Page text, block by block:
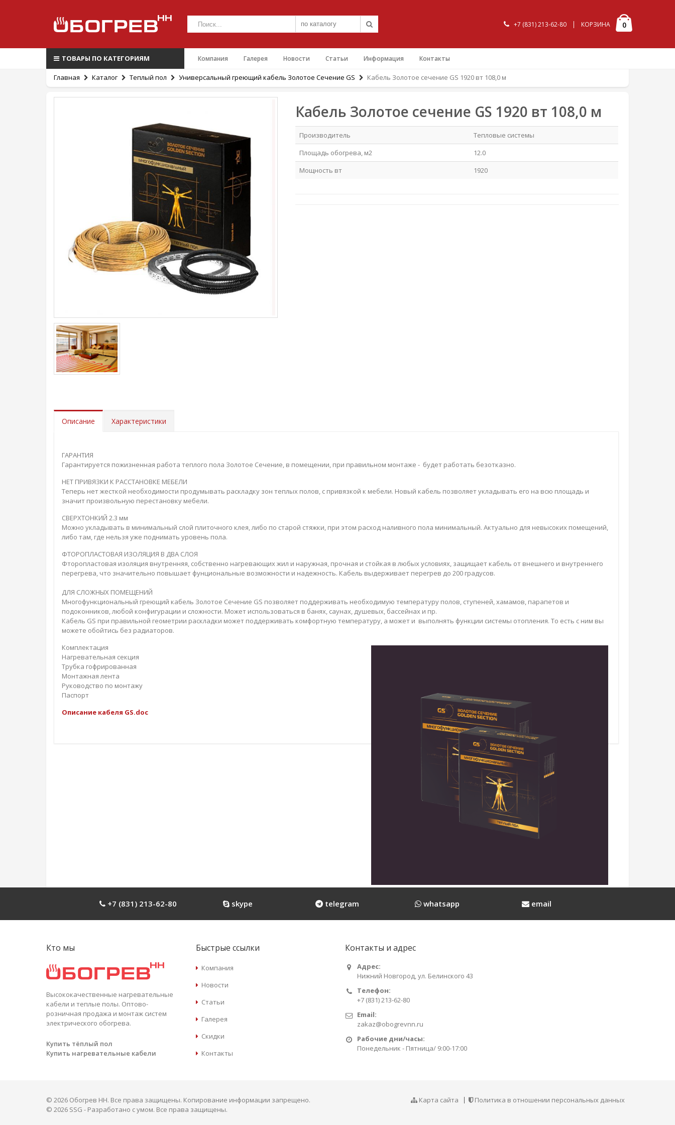
+7 (831) 213-62-80 КОРЗИНА 0
ТОВАРЫ ПО КАТЕГОРИЯМ Компания Галерея Новости Статьи Информация Контакты
Главная Каталог Теплый пол Универсальный греющий кабель Золотое Сечение GS Кабель Золотое сечение GS 1920 вт 108,0 м
Кабель Золотое сечение GS 1920 вт 108,0 м
Производитель
Тепловые системы
Площадь обогрева, м2
12.0
Мощность вт
1920
Описание Характеристики
ГАРАНТИЯ
Гарантируется пожизненная работа теплого пола Золотое Сечение, в помещении, при правильном монтаже - будет работать безотказно.
НЕТ ПРИВЯЗКИ К РАССТАНОВКЕ МЕБЕЛИ
Теперь нет жесткой необходимости продумывать раскладку зон теплых полов, с привязкой к мебели. Новый кабель позволяет укладывать его на всю площадь и
значит произвольную перестановку мебели.
СВЕРХТОНКИЙ 2.3 мм
Можно укладывать в минимальный слой плиточного клея, либо по старой стяжки, при этом расход наливного пола минимальный. Актуально для невысоких помещений,
либо там, где нельзя уже поднимать уровень пола.
ФТОРОПЛАСТОВАЯ ИЗОЛЯЦИЯ В ДВА СЛОЯ
Фторопластовая изоляция внутренняя, собственно нагревающих жил и наружная, прочная и стойкая в любых условиях, защищает кабель от внешнего и внутреннего
перегрева, что значительно повышает фунциональные возможности и надежность. Кабель выдерживает перегрев до 200 градусов.
ДЛЯ СЛОЖНЫХ ПОМЕЩЕНИЙ
Многофункциональный греющий кабель Золотое Сечение GS позволяет поддерживать необходимую температуру полов, ступеней, хамамов, парапетов и
подоконников, любой конфигурации и сложности. Может использоваться в банях, саунах, душевых, бассейнах и пр.
Кабель GS при правильной геометрии раскладки может поддерживать комфортную температуру, а может и выполнять функции системы отопления. То есть с ним вы
можете обойтись без радиаторов.
Комплектация
Нагревательная секция
Трубка гофрированная
Монтажная лента
Руководство по монтажу
Паспорт
Описание кабеля GS.doc
+7 (831) 213-62-80 skype telegram whatsapp email
Кто мы
Высококачественные нагревательные
кабели и теплые полы. Оптово-
розничная продажа и монтаж систем
электрического обогрева.
Купить тёплый пол
Купить нагревательные кабели
Быстрые ссылки
Компания
Новости
Статьи
Галерея
Скидки
Контакты
Контакты и адрес
Адрес:
Нижний Новгород, ул. Белинского 43
Телефон:
+7 (831) 213-62-80
Email:
zakaz@obogrevnn.ru
Рабочие дни/часы:
Понедельник - Пятница/ 9:00-17:00
© 2026 Обогрев НН. Все права защищены. Копирование информации запрещено.
© 2026 SSG - Разработано с умом. Все права защищены.
Карта сайта Политика в отношении персональных данных